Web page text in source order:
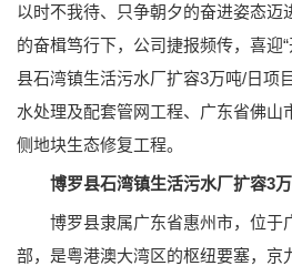
以时不我待、只争朝夕的奋进姿态迈
的奋楫笃行下，公司捷报频传，喜迎
县石湾镇生活污水厂扩容3万吨/日项
水处理及配套管网工程、广东省佛山
侧地块生态修复工程。
博罗县石湾镇生活污水厂扩容3
博罗县隶属广东省惠州市，位于
部，是粤港澳大湾区的枢纽要塞，京